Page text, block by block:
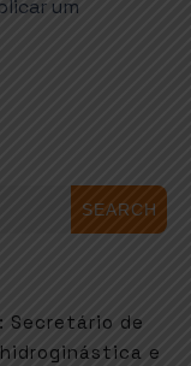
um
SEARCH
Secretário de
e